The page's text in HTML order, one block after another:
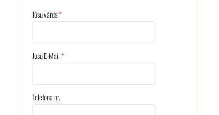
Jūsu vārds*
Jūsu E-Mail*
Telefona nr.